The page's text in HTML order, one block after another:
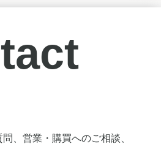
、営業・購買へのご相談、